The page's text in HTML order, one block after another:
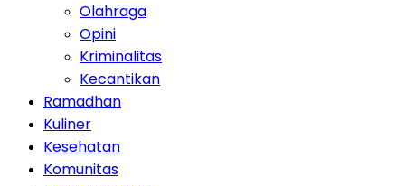
Olahraga
Opini
Kriminalitas
Kecantikan
Ramadhan
Kuliner
Kesehatan
Komunitas